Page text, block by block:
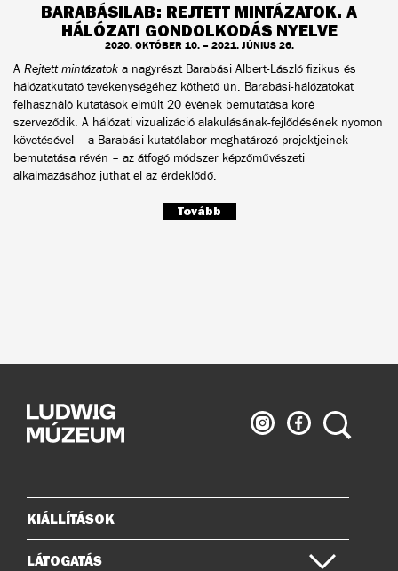
BARABÁSILAB: REJTETT MINTÁZATOK. A
HÁLÓZATI GONDOLKODÁS NYELVE
2020. OKTÓBER 10. – 2021. JÚNIUS 26.
A Rejtett mintázatok a nagyrészt Barabási Albert-László fizikus és
hálózatkutató tevékenységéhez köthető ún. Barabási-hálózatokat
felhasználó kutatások elmúlt 20 évének bemutatása köré
szerveződik. A hálózati vizualizáció alakulásának-fejlődésének nyomon
követésével – a Barabási kutatólabor meghatározó projektjeinek
bemutatása révén – az átfogó módszer képzőművészeti
alkalmazásához juthat el az érdeklődő.
Tovább
Ludwig
Múzeum
Ludwig
Múzeum
Keresés
Oldaltérkép
KIÁLLÍTÁSOK
LÁTOGATÁS